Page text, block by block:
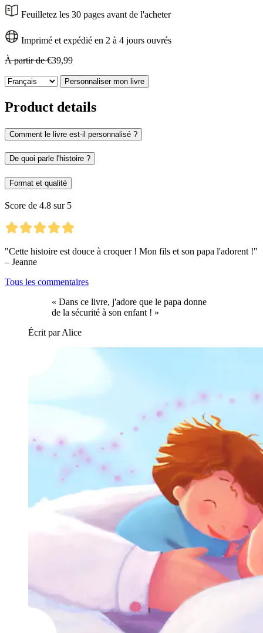
Feuilletez les 30 pages avant de l'acheter
Imprimé et expédié en 2 à 4 jours ouvrés
À partir de€39,99
Personnaliser mon livre
Product details
Comment le livre est-il personnalisé ?
De quoi parle l'histoire ?
Format et qualité
Score de 4.8 sur 5
"Cette histoire est douce à croquer ! Mon fils et son papa l'adorent !"
– Jeanne
Tous les commentaires
« Dans ce livre, j'adore que le papa donne
de la sécurité à son enfant ! »
Écrit par Alice